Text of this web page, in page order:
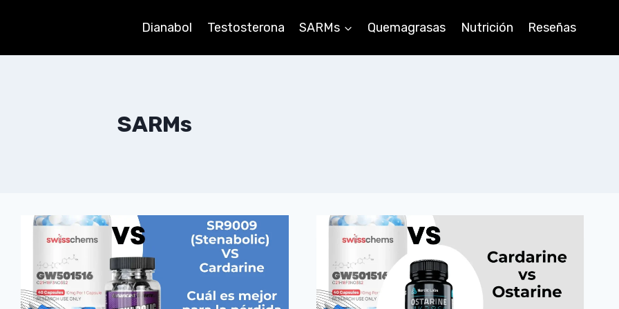
Dianabol Testosterona SARMs Quemagrasas Nutrición Reseñas
SARMs